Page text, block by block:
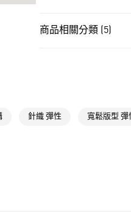
付款後全家取貨
付款後萊爾富取貨
商品相關分類 (5)
最新活動 爸氣有禮 |
針織 彈性 寬鬆版型 彈